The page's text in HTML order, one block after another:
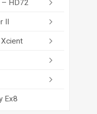
– HD72
II
Xcient
Ex8